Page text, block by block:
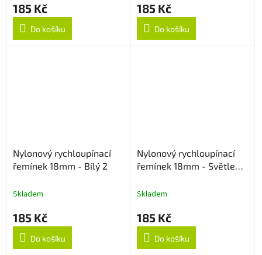
185 Kč
Do košíku
185 Kč
Do košíku
Nylonový rychloupínací
řemínek 18mm - Bílý 2
Skladem
185 Kč
Do košíku
Nylonový rychloupínací
řemínek 18mm - Světle
Skladem
185 Kč
Do košíku